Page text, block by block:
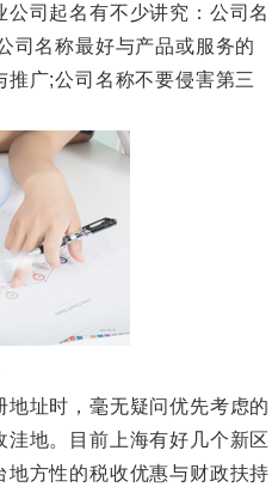
司起名有不少讲究：公司名
司名称最好与产品或服务的
广;公司名称不要侵害第三
址时，毫无疑问优先考虑的
地。目前上海有好几个新区
方性的税收优惠与财政扶持